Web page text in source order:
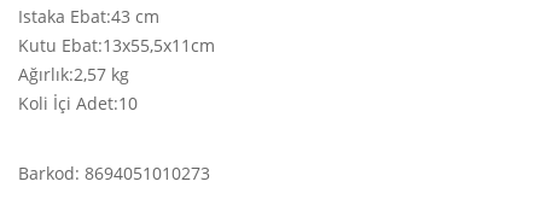
Istaka Ebat:43 cm
Kutu Ebat:13x55,5x11cm
Ağırlık:2,57 kg
Koli İçi Adet:10
Barkod: 8694051010273